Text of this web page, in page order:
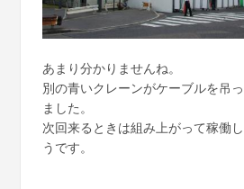
あまり分かりませんね。
別の青いクレーンがケーブルを吊
ました。
次回来るときは組み上がって稼働
うです。